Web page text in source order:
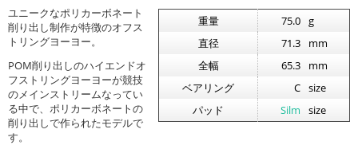
重量 75.0 g
直径
71.3
mm
全幅
65.3
mm
ベアリング
C size
パッド
Silm size
ユニークなポリカーボネート
削り出し制作が特徴のオフス
トリングヨーヨー。
POM削り出しのハイエンドオ
フストリングヨーヨーが競技
のメインストリームなってい
る中で、ポリカーボネートの
削り出しで作られたモデルで
す。